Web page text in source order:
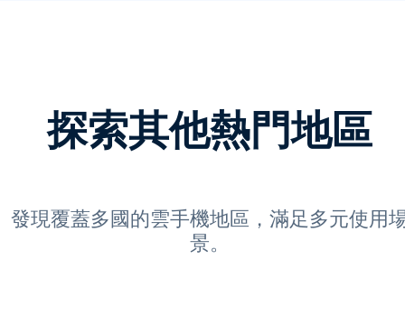
探索其他熱門地區
發現覆蓋多國的雲手機地區，滿足多元使用
景。